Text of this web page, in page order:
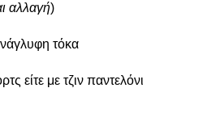
αλλαγή)
τόκα
είτε με τζιν παντελόνι